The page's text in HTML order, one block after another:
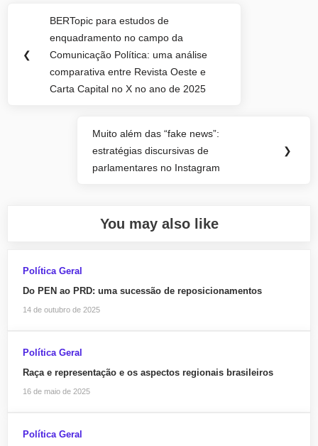
Navegação
Post
❮
Previous
Post:
BERTopic para estudos de
enquadramento no campo da
Comunicação Política: uma análise
comparativa entre Revista Oeste e
Carta Capital no X no ano de 2025
Next
Post:
Muito além das “fake news”:
estratégias discursivas de
parlamentares no Instagram
❯
You may also like
Política Geral
Do PEN ao PRD: uma sucessão de reposicionamentos
14 de outubro de 2025
Política Geral
Raça e representação e os aspectos regionais brasileiros
16 de maio de 2025
Política Geral